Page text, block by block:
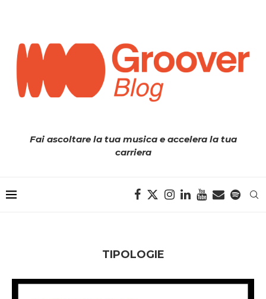
Fai ascoltare la tua musica e accelera la tua
carriera
TIPOLOGIE